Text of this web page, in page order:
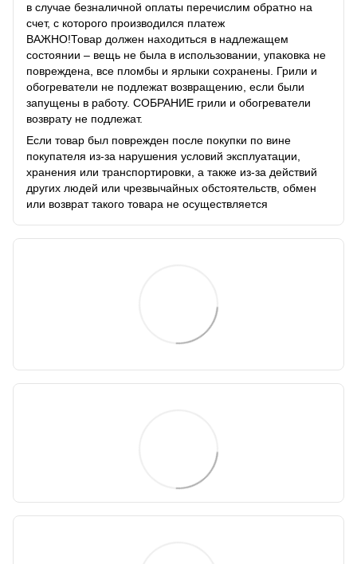
в случае безналичной оплаты перечислим обратно на
счет, с которого производился платеж
ВАЖНО!Товар должен находиться в надлежащем
состоянии – вещь не была в использовании, упаковка не
повреждена, все пломбы и ярлыки сохранены. Грили и
обогреватели не подлежат возвращению, если были
запущены в работу. СОБРАНИЕ грили и обогреватели
возврату не подлежат.
Если товар был поврежден после покупки по вине
покупателя из-за нарушения условий эксплуатации,
хранения или транспортировки, а также из-за действий
других людей или чрезвычайных обстоятельств, обмен
или возврат такого товара не осуществляется